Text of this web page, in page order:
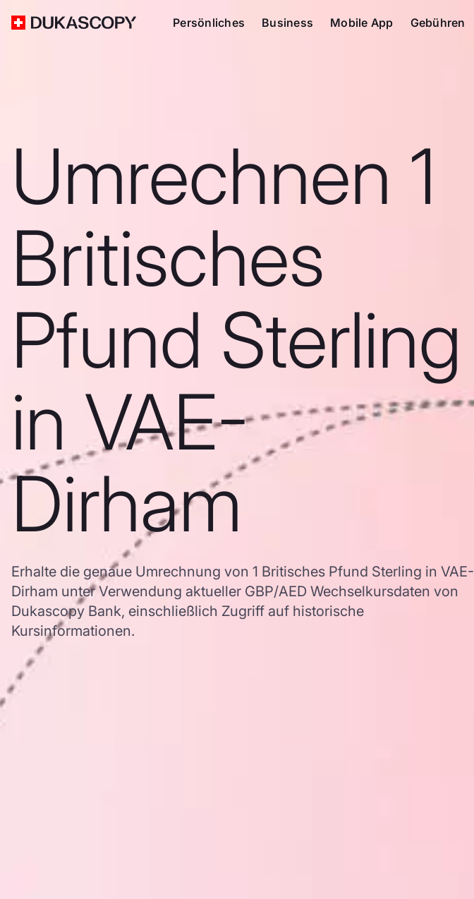
Persönliches Business Mobile App Gebühren
Umrechnen 1
Britisches
Pfund Sterling
in VAE-
Dirham
Erhalte die genaue Umrechnung von 1 Britisches Pfund Sterling in VAE-
Dirham unter Verwendung aktueller GBP/AED Wechselkursdaten von
Dukascopy Bank, einschließlich Zugriff auf historische
Kursinformationen.